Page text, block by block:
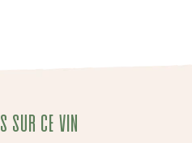
sur ce vin